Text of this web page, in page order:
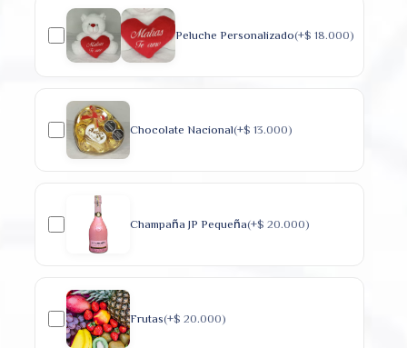
Peluche Personalizado(+$ 18.000)
Chocolate Nacional(+$ 13.000)
Champaña JP Pequeña(+$ 20.000)
Frutas(+$ 20.000)